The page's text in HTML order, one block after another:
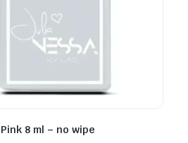
8 ml – no wipe